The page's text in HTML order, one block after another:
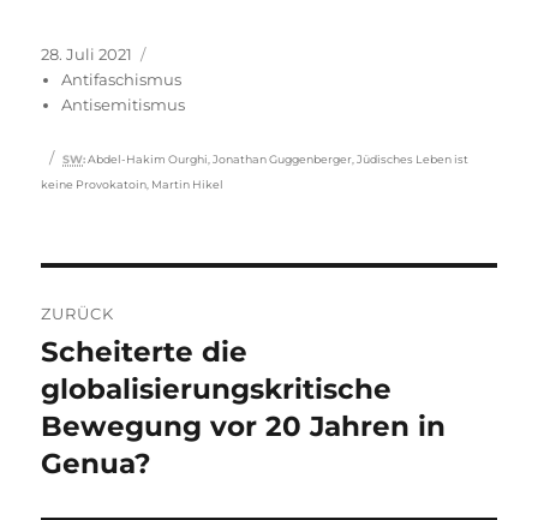
Veröffentlicht
am
28. Juli 2021
Antifaschismus
Antisemitismus
Schlagwörter
SW: Abdel-Hakim Ourghi ,Jonathan Guggenberger ,Jüdisches Leben ist
keine Provokatoin Martin Hikel
ZURÜCK
Vorheriger
Beitrag:
Scheiterte die
globalisierungskritische
Bewegung vor 20 Jahren in
Genua?